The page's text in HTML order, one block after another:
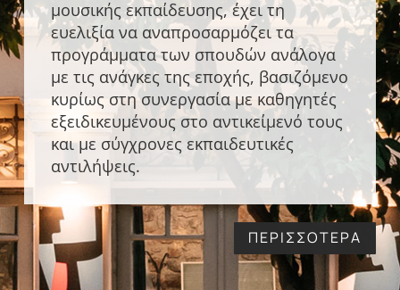
μουσικής εκπαίδευσης, έχει τη
ευελιξία να αναπροσαρμόζει τα
προγράμματα των σπουδών ανάλογα
με τις ανάγκες της εποχής, βασιζόμενο
κυρίως στη συνεργασία με καθηγητές
εξειδικευμένους στο αντικείμενό τους
και με σύγχρονες εκπαιδευτικές
αντιλήψεις.
ΠΕΡΙΣΣΟΤΕΡΑ